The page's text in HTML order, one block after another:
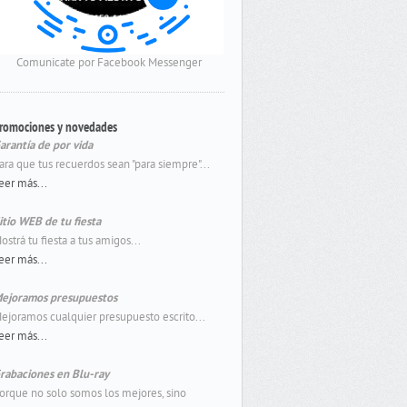
Comunicate por Facebook Messenger
y novedades
de por vida
que tus recuerdos sean "para siempre"...
más...
WEB de tu fiesta
tu fiesta a tus amigos...
más...
presupuestos
cualquier presupuesto escrito...
más...
en Blu-ray
no solo somos los mejores, sino